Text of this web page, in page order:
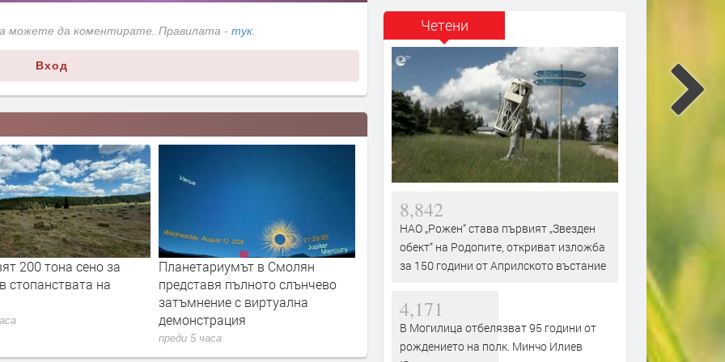
можете да коментирате. Правилата - тук
Вход
в Смолян
пълното слънчево
с виртуална
Община Баните събира стари
снимки в инициативата
„Спомен от община Баните“
преди 6 часа
Стотици се стекоха за
Девин, веселието продължава
преди 6 часа
Вековен орех в Широка
обявен за защитено
Четени
8,842
НАО „Рожен“ става първият „Звезден
обект“ на Родопите, откриват изложба
за 150 години от Априлското въстание
4,171
В Могилица отбелязват 95 години от
рождението на полк. Минчо Илиев